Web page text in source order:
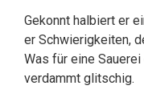
Gekonnt halbiert er
er Schwierigkeiten,
Was für eine
verdammt glitschig.